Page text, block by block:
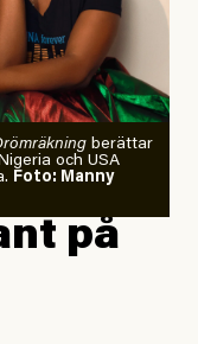
berättar
och USA
Foto: Manny
på